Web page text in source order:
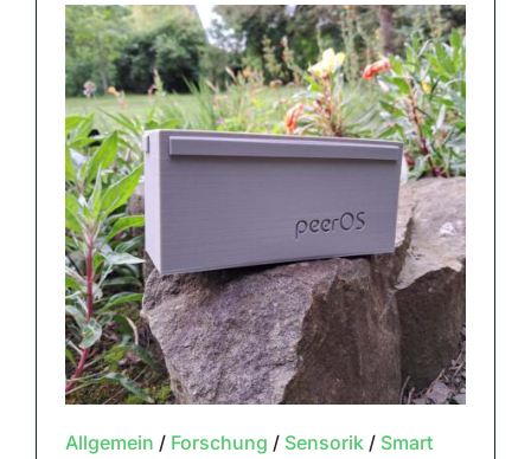
Allgemein / Forschung / Sensorik/ Smart